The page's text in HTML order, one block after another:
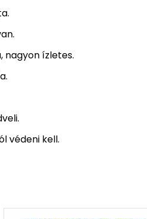
nagyon ízletes.
védeni kell.